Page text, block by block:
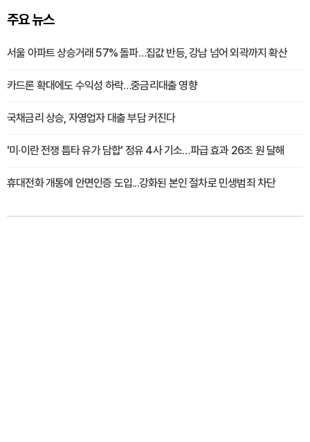
주요 뉴스
서울 아파트 상승거래 57% 돌파…집값 반등, 강남 넘어 외곽까지 확산
카드론 확대에도 수익성 하락…중금리대출 영향
국채금리 상승, 자영업자 대출 부담 커진다
'미·이란 전쟁 틈타 유가 담합' 정유 4사 기소…파급 효과 26조 원 달해
휴대전화 개통에 안면인증 도입...강화된 본인 절차로 민생범죄 차단